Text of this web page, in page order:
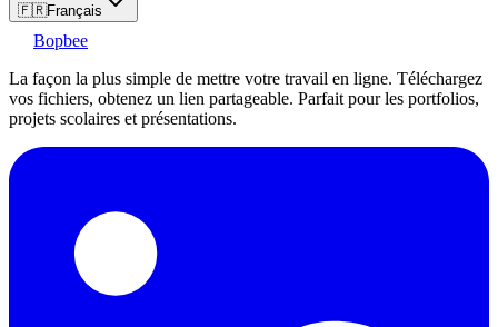
🇫🇷Français
Bopbee
La façon la plus simple de mettre votre travail en ligne. Téléchargez
vos fichiers, obtenez un lien partageable. Parfait pour les portfolios,
projets scolaires et présentations.